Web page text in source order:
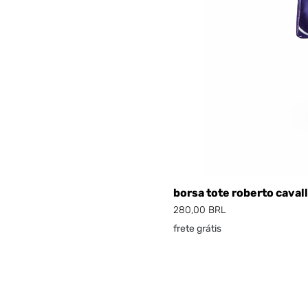
borsa tote roberto
Prezzo
280,00 BRL
frete grátis